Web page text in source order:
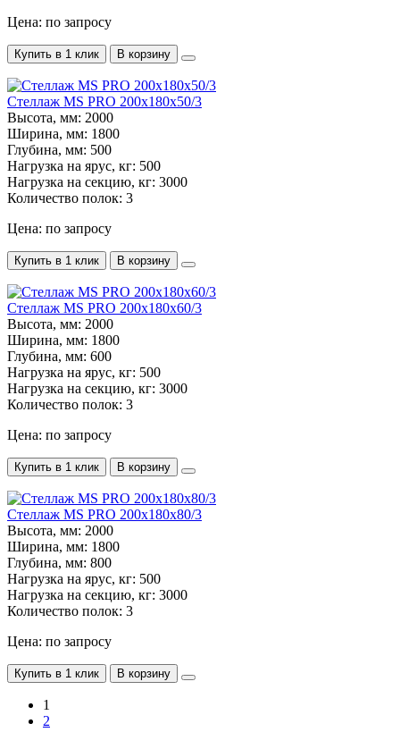
Цена: по запросу
Купить в 1 клик В корзину
Стеллаж MS PRO 200х180х50/3
Высота, мм: 2000
Ширина, мм: 1800
Глубина, мм: 500
Нагрузка на ярус, кг: 500
Нагрузка на секцию, кг: 3000
Количество полок: 3
Цена: по запросу
Купить в 1 клик В корзину
Стеллаж MS PRO 200х180х60/3
Высота, мм: 2000
Ширина, мм: 1800
Глубина, мм: 600
Нагрузка на ярус, кг: 500
Нагрузка на секцию, кг: 3000
Количество полок: 3
Цена: по запросу
Купить в 1 клик В корзину
Стеллаж MS PRO 200х180х80/3
Высота, мм: 2000
Ширина, мм: 1800
Глубина, мм: 800
Нагрузка на ярус, кг: 500
Нагрузка на секцию, кг: 3000
Количество полок: 3
Цена: по запросу
Купить в 1 клик В корзину
1
2